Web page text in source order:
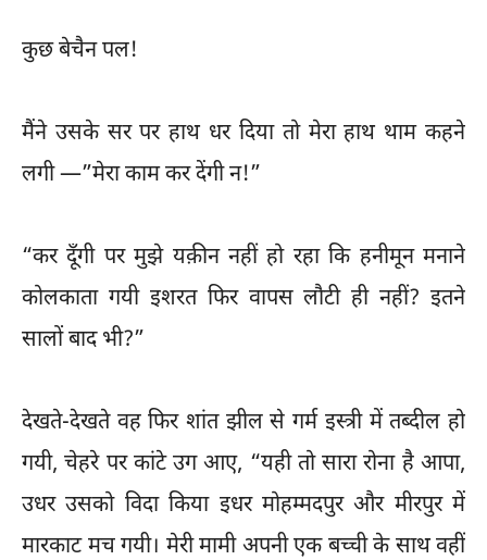
कुछ बेचैन पल!
मैंने उसके सर पर हाथ धर दिया तो मेरा हाथ थाम कहने
लगी —”मेरा काम कर देंगी न!”
“कर दूँगी पर मुझे यक़ीन नहीं हो रहा कि हनीमून मनाने
कोलकाता गयी इशरत फिर वापस लौटी ही नहीं? इतने
सालों बाद भी?”
देखते-देखते वह फिर शांत झील से गर्म इस्त्री में तब्दील हो
गयी, चेहरे पर कांटे उग आए, “यही तो सारा रोना है आपा,
उधर उसको विदा किया इधर मोहम्मदपुर और मीरपुर में
मारकाट मच गयी। मेरी मामी अपनी एक बच्ची के साथ वहीं